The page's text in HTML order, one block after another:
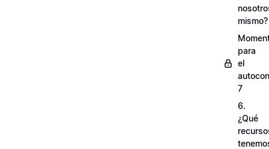
mismo?
para
el
7
6.
¿Qué